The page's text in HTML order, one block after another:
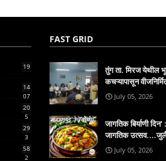
19
14
07
20
5
29
3
58
2
FAST GRID
तुंग ता. मिरज येथील
कचऱ्यापासून
July 05, 2026
जागतिक बिर्याणी
जागतिक
July 05, 2026